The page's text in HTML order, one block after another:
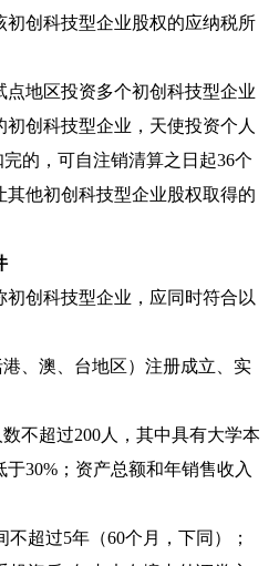
初创科技型企业股权的应纳税所
地区投资多个初创科技型企业
创科技型企业，天使投资个人
完的，可自注销清算之日起36个
其他初创科技型企业股权取得的
初创科技型企业，应同时符合以
、澳、台地区）注册成立、实
不超过200人，其中具有大学本
于30% ；资产总额和年销售收入
不超过5年（60个月，下同）；